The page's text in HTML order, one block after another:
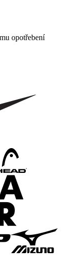
opotřebení